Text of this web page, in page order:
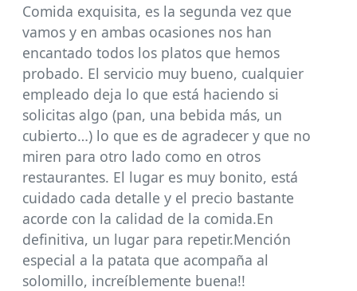
Comida exquisita, es la segunda vez que
vamos y en ambas ocasiones nos han
encantado todos los platos que hemos
probado. El servicio muy bueno, cualquier
empleado deja lo que está haciendo si
solicitas algo (pan, una bebida más, un
cubierto…) lo que es de agradecer y que no
miren para otro lado como en otros
restaurantes. El lugar es muy bonito, está
cuidado cada detalle y el precio bastante
acorde con la calidad de la comida.En
definitiva, un lugar para repetir.Mención
especial a la patata que acompaña al
solomillo, increíblemente buena!!